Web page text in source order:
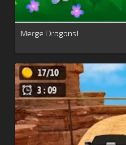
Merge Dragons!